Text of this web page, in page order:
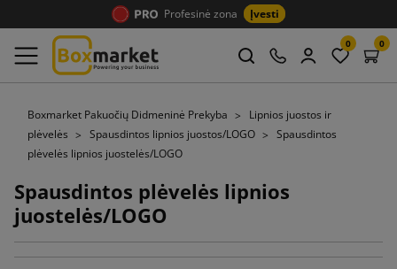
Profesinė zona Įvesti
0 0
Boxmarket Pakuočių Didmeninė Prekyba
Lipnios juostos ir
plėvelės
Spausdintos lipnios juostos/LOGO
Spausdintos
plėvelės lipnios juostelės/LOGO
Spausdintos plėvelės lipnios
juostelės/LOGO